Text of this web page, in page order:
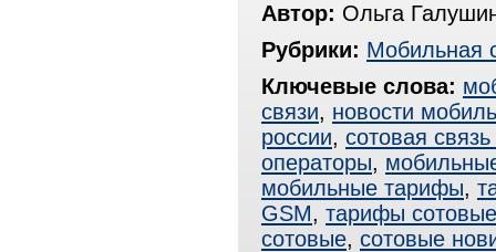
Автор: Ольга
Рубрики: Мобильная
Ключевые слова:
связи, новости
россии, сотовая
операторы,
мобильные тарифы,
GSM, тарифы сотовые
сотовые, сотовые